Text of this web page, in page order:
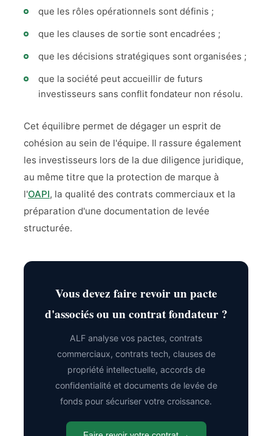
que les rôles opérationnels sont définis ;
que les clauses de sortie sont encadrées ;
que les décisions stratégiques sont organisées ;
que la société peut accueillir de futurs
investisseurs sans conflit fondateur non résolu.
Cet équilibre permet de dégager un esprit de
cohésion au sein de l'équipe. Il rassure également
les investisseurs lors de la due diligence juridique,
au même titre que la protection de marque à
l'OAPI, la qualité des contrats commerciaux et la
préparation d'une documentation de levée
structurée.
Vous devez faire revoir un pacte
d'associés ou un contrat fondateur ?
ALF analyse vos pactes, contrats
commerciaux, contrats tech, clauses de
propriété intellectuelle, accords de
confidentialité et documents de levée de
fonds pour sécuriser votre croissance.